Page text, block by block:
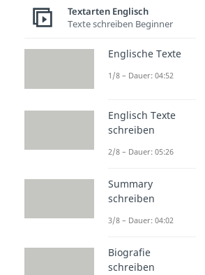
zur
(00:13)
The Great
von
F. Scott
den 1920ern
Gatsby. Gatsby
Island
(New
Auch wenn sie
verheiratet ist,
daran, sie zu
Vorhaben, Daisy
Textarten Englisch
Texte schreiben Beginner
Englische Texte
1/8 – Dauer: 04:52
Englisch Texte
schreiben
2/8 – Dauer: 05:26
Summary
schreiben
3/8 – Dauer: 04:02
Biografie
schreiben